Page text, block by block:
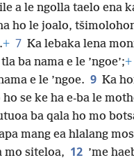
a le ngolla taelo ena
ho le joalo,
+ 7 Ka lebaka lena
ba nama e le ’ngoe’;+
e le ’ngoe. 9 Ka
se ke ha e-ba le
ba qala ho mo
mang ea hlalang
mo siteloa, 12 ’me